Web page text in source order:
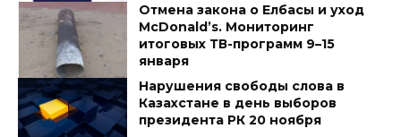
Отмена закона о Елбасы и уход
McDonald’s. Мониторинг
итоговых ТВ-программ 9–15
января
Нарушения свободы слова в
Казахстане в день выборов
президента РК 20 ноября